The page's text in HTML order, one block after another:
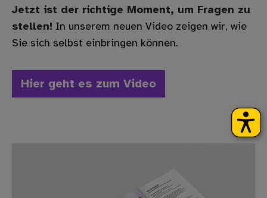
Jetzt ist der richtige Moment, um Fragen zu
stellen! In unserem neuen Video zeigen wir, wie
Sie sich selbst einbringen können.
Hier geht es zum Video